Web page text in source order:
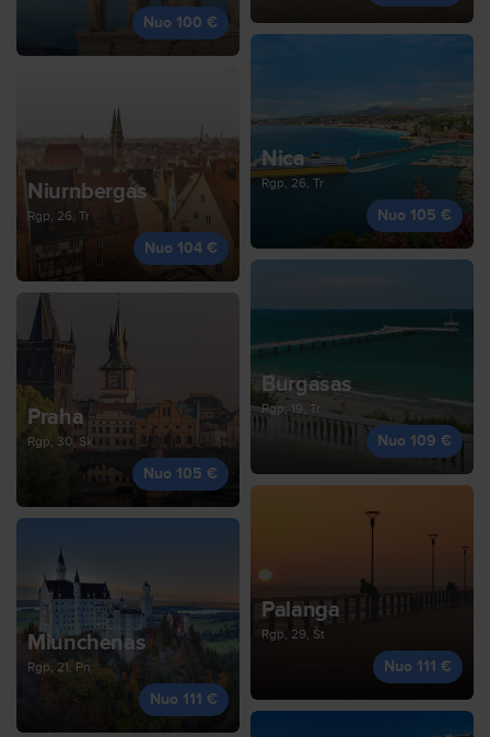
Nuo 100 €
Niurnbergas
Rgp, 26, Tr
Nuo 104 €
Nica
Rgp, 26, Tr
Nuo 105 €
Praha
Rgp, 30, Sk
Nuo 105 €
Burgasas
Rgp, 19, Tr
Nuo 109 €
Miunchenas
Rgp, 21, Pn
Nuo 111 €
Palanga
Rgp, 29, Št
Nuo 111 €